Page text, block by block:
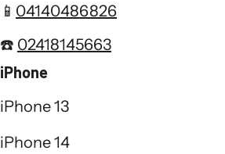
📱 04140486826
☎️ 02418145663
iPhone
iPhone 13
iPhone 14